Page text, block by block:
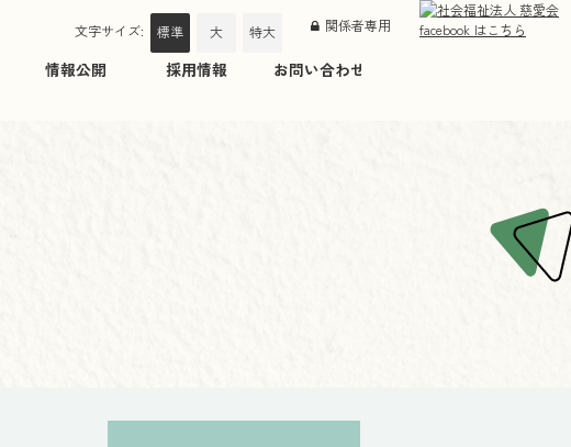
情報公開 採用情報 お問い合わせ
文字サイズ: 標準 大 特大 関係者専用